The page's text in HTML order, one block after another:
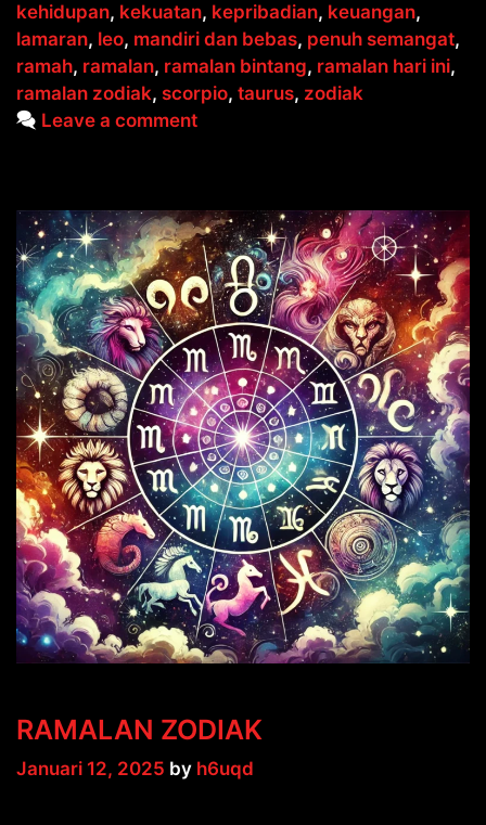
kehidupan, kekuatan, kepribadian, keuangan,
lamaran, leo, mandiri dan bebas, penuh semangat,
ramah, ramalan, ramalan bintang, ramalan hari ini,
ramalan zodiak, scorpio, taurus, zodiak
Leave a comment
RAMALAN ZODIAK
Januari 12, 2025 by h6uqd